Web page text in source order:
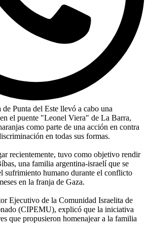
Punta del Este llevó a cabo una
el puente "Leonel Viera" de La Barra,
como parte de una acción en contra
en todas sus formas.
recientemente, tuvo como objetivo rendir
una familia argentina-israelí que se
sufrimiento humano durante el conflicto
en la franja de Gaza.
Ejecutivo de la Comunidad Israelita de
(CIPEMU), explicó que la iniciativa
que propusieron homenajear a la familia